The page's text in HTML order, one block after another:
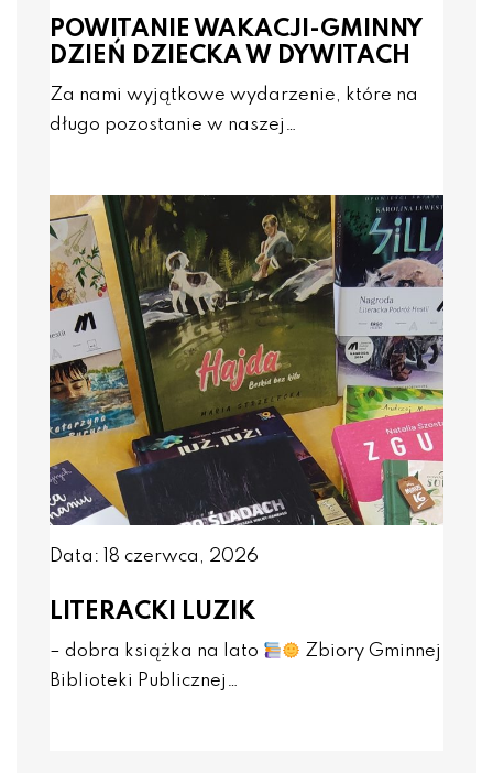
POWITANIE WAKACJI-GMINNY
DZIEŃ DZIECKA W DYWITACH
Za nami wyjątkowe wydarzenie, które na
długo pozostanie w naszej…
Data: 18 czerwca, 2026
LITERACKI LUZIK
– dobra książka na lato
Zbiory Gminnej
Biblioteki Publicznej…